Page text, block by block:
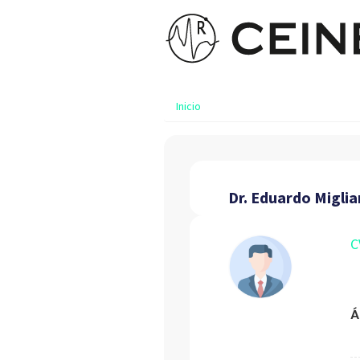
Inicio
Dr. Eduardo